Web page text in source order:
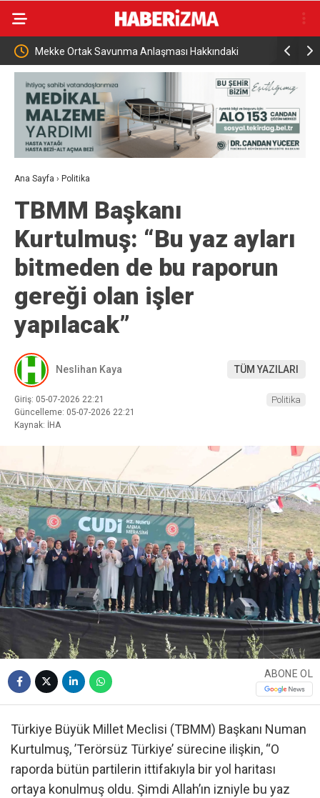
Bakan Şimşek, Gercüş’te toplu açılış törenine katıldı
Ana Sayfa › Politika
TBMM Başkanı
Kurtulmuş: “Bu yaz ayları
bitmeden de bu raporun
gereği olan işler
yapılacak”
Neslihan Kaya TÜM YAZILARI
Giriş: 05-07-2026 22:21
Güncelleme: 05-07-2026 22:21
Kaynak: İHA
Politika
ABONE OL
Türkiye Büyük Millet Meclisi (TBMM) Başkanı Numan
Kurtulmuş, ’Terörsüz Türkiye’ sürecine ilişkin, “O
raporda bütün partilerin ittifakıyla bir yol haritası
ortaya konulmuş oldu. Şimdi Allah’ın izniyle bu yaz